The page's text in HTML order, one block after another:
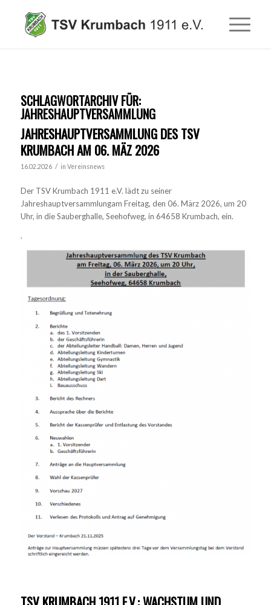
SCHLAGWORTARCHIV FÜR:
JAHRESHAUPTVERSAMMLUNG
JAHRESHAUPTVERSAMMLUNG DES TSV
KRUMBACH AM 06. MÄZ 2026
16.02.2026 / in Vereinsnews
Der TSV Krumbach 1911 e.V. lädt zu seiner
Jahreshauptversammlungam Freitag, den 06. März 2026, um 20
Uhr, in die Sauberghalle, Seehofweg, in 64658 Krumbach, ein.
.